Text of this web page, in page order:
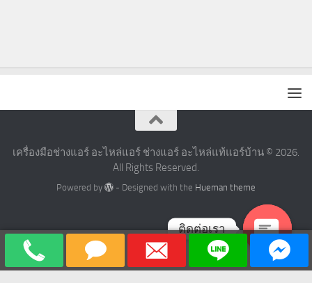
เครื่องมือช่างแอร์ อะไหล่แอร์ ช่างแอร์ อะไหล่แท้แอร์บ้าน © 2026.
All Rights Reserved.
Powered by - Designed with the Hueman theme
ติดต่อเรา
Open
chaty